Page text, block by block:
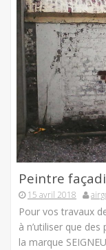
Peintre
15 avril 2018
Pour vos travaux
à n’utiliser que
la marque